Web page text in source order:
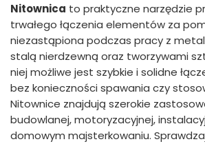
Nitownica to praktyczne narzędzie
trwałego łączenia elementów za
niezastąpiona podczas pracy z
stalą nierdzewną oraz tworzywami
niej możliwe jest szybkie i solidne
bez konieczności spawania czy
Nitownice znajdują szerokie
budowlanej, motoryzacyjnej,
domowym majsterkowaniu.